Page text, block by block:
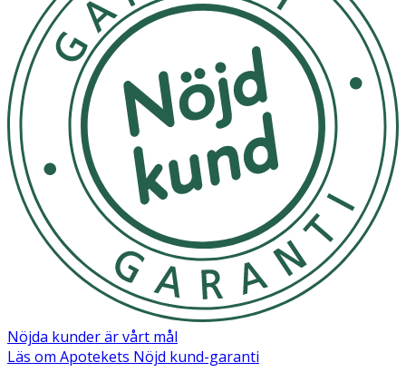
4,2 g Protein 0 g Salt 0,03 g Folsyra 40 µg (20% DRI)
Vitamin C 16 mg (20% DRI) Vitamin D 1,5 µg (30% DRI)
Vitamin E 1,2 mg (10% DRI) Zinc 1,0 mg (10% DRI)
Nöjda kunder är vårt mål
Läs om Apotekets Nöjd kund-garanti